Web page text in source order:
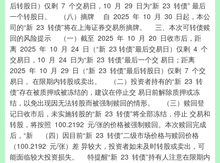
后转股日）仅剩 7 个交易日，10 月 29 日为“新 23 转债” 最后
一个转股日。 （八）摘牌 自 2025 年 10 月 30 日起，本公
司的“新 23 转债”将在上海证券交易所摘牌。 三、本次可转债赎
回的风险提示 （一）截至 2025 年 10 月 20 日收市后，距
离 2025 年 10 月 24 日（“新 23 转债”最后交易日）仅剩 4 个
交易日，10 月 24 日为“新 23 转债”最后一个交 易日；距离
2025 年 10 月 29 日（“新 23 转债”最后转股日）仅剩 7 个交
易日， 在限期内转股或卖出。 （二）投资者持有的“新 23 转
债”存在被质押或被冻结的，建议在停止交 易日前解除质押或冻
结，以免出现因无法转股而被强制赎回的情形。 （三）赎回登
记日收市后，未实施转股的“新 23 转债”将全部冻结，停止 交易和
转股，将按照 100.2192 元/张的价格被强制赎回。本次赎回完成
后，“新 （四）因目前“新 23 转债”二级市场价格与赎回价格
（100.2192 元/张）差 异较大，投资者如未及时转股或卖出，可
能面临较大投资损失。 特提醒“新 23 转债”持有人注意在限期内